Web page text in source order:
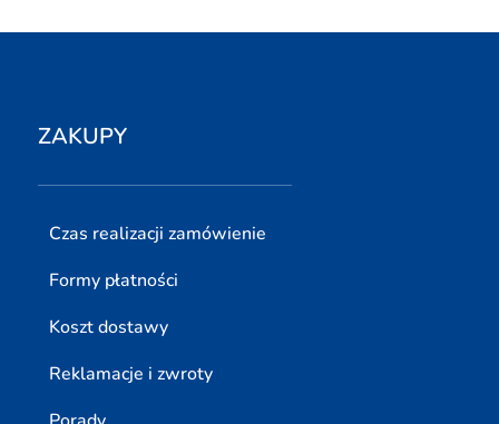
ZAKUPY
Czas realizacji zamówienie
Formy płatności
Koszt dostawy
Reklamacje i zwroty